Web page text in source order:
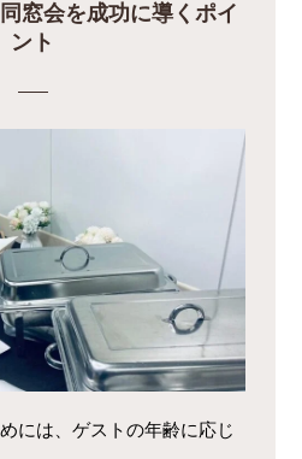
窓会を成功に導くポイ
ント
には、ゲストの年齢に応じ